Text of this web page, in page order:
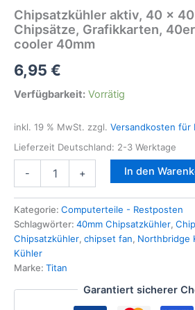
Chipsatzkühler aktiv, 40 x
Chipsätze, Grafikkarten,
cooler 40mm
6,95 €
Verfügbarkeit: Vorrätig
inkl. 19 % MwSt. zzgl. Versandkosten für
Lieferzeit Deutschland: 2-3 Werktage
-
x
40
x
10mm
für
Grafikkarten,
+ In den
Kategorie: Computerteile - Restposten
Schlagwörter: 40mm Chipsatzkühler,
Chipsatzkühler, chipset fan, Northbridge
Kühler
Marke: Titan
Garantiert sicherer